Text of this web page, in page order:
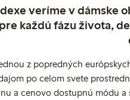
veríme v dámske
každú fázu života,
z popredných
po celom svete
a cenovo dostupnú módu a